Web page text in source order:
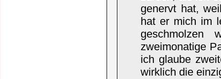
genervt hat,
hat er mich im
zweimonatige
ich glaube
wirklich die